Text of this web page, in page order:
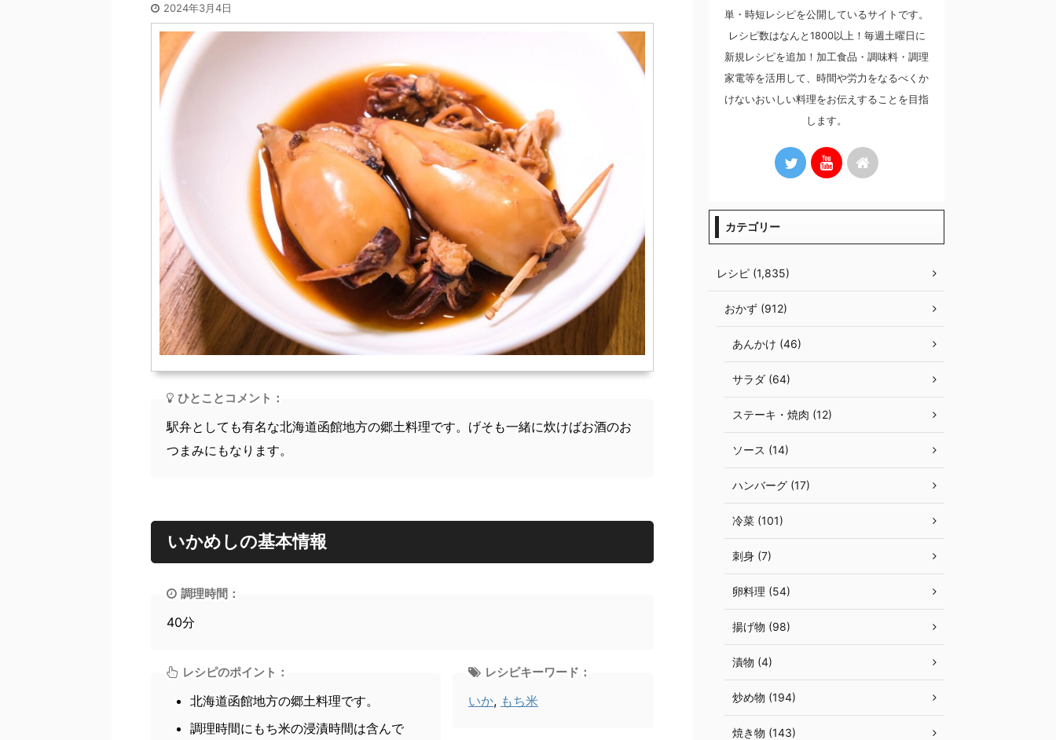
2024年3月4日
ひとことコメント：
駅弁としても有名な北海道函館地方の郷土料理です。げそも一緒に炊けばお酒のお
つまみにもなります。
いかめしの基本情報
調理時間：
40分
レシピのポイント：
北海道函館地方の郷土料理です。
調理時間にもち米の浸漬時間は含んで
レシピキーワード：
いか, もち米
単・時短レシピを公開しているサイトです。
レシピ数はなんと1800以上！毎週土曜日に
新規レシピを追加！加工食品・調味料・調理
家電等を活用して、時間や労力をなるべくか
けないおいしい料理をお伝えすることを目指
します。
カテゴリー
レシピ (1,835)
おかず (912)
あんかけ (46)
サラダ (64)
ステーキ・焼肉 (12)
ソース (14)
ハンバーグ (17)
冷菜 (101)
刺身 (7)
卵料理 (54)
揚げ物 (98)
漬物 (4)
炒め物 (194)
焼き物 (143)